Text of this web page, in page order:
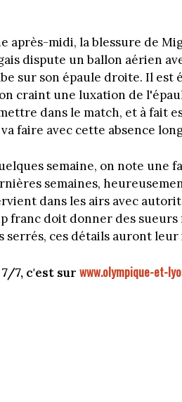
après-midi, la blessure de
dispute un ballon aérien
sur son épaule droite. Il est
craint une luxation de
dans le match, et à fait
va faire avec cette absence
semaine, on note une
semaines,
dans les airs avec
franc doit donner des sueurs
serrés, ces détails auront leur
7, c'est sur www.olympique-et-